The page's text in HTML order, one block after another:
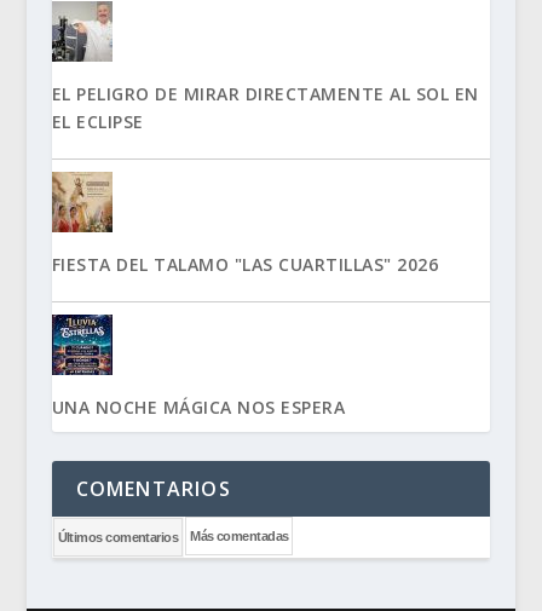
EL PELIGRO DE MIRAR DIRECTAMENTE AL SOL EN
EL ECLIPSE
FIESTA DEL TALAMO "LAS CUARTILLAS" 2026
UNA NOCHE MÁGICA NOS ESPERA
COMENTARIOS
Últimos comentarios Más comentadas